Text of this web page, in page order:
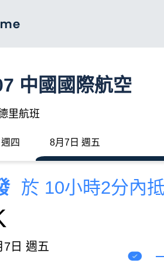
中國國際航空
里航班
四 8月7日 週五
於 10小時2分內
7日 週五